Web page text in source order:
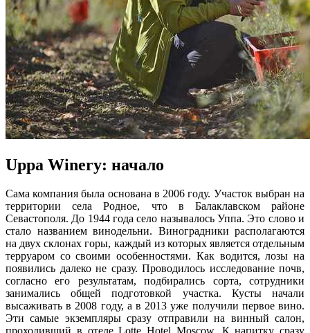
Uppa Winery: начало
Сама компания была основана в 2006 году. Участок выбран на
территории села Родное, что в Балаклавском районе
Севастополя. До 1944 года село называлось Уппа. Это слово и
стало названием винодельни. Виноградники располагаются
на двух склонах горы, каждый из которых является отдельным
терруаром со своими особенностями. Как водится, лозы на
появились далеко не сразу. Проводилось исследование почв,
согласно его результатам, подбирались сорта, сотрудники
занимались общей подготовкой участка. Кусты начали
высаживать в 2008 году, а в 2013 уже получили первое вино.
Эти самые экземпляры сразу отправили на винный салон,